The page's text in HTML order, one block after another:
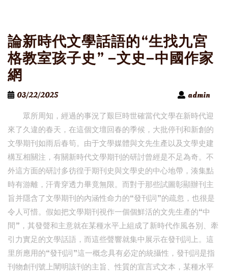
論新時代文學話語的“生找九宮
格教室孩子史” –文史–中國作家
網
03/22/2025
admin
眾所周知，經過的事況了艱巨時世確當代文學在新時代迎
來了久違的春天，在這個文壇回春的季候，大批停刊和新創的
文學期刊如雨后春筍。由于文學媒體與文先生產以及文學史建
構互相關注，有關新時代文學期刊的研討曾經是不足為奇。不
外這方面的研討多彷徨于期刊史與文學史的中心地帶，湊集點
時有游離，汗青穿透力畢竟無限。而對于那些試圖彰顯辦刊主
旨并隱含了文學期刊的內涵性命力的“發刊詞”的疏忽，也很是
令人可惜。假如把文學期刊視作一個個鮮活的文先生產的“中
間”，其發聲和主意就在某種水平上組成了新時代作風各別、牽
引力實足的文學話語，而這些聲響就集中展示在發刊詞上。這
里所應用的“發刊詞”這一概念具有必定的統攝性，發刊詞是指
刊物創刊號上闡明該刊的主旨、性質的宣言式文本，某種水平